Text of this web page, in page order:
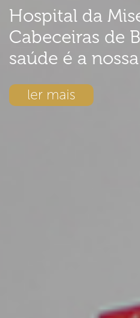
Hospital da
Cabeceiras de
saúde é a
ler mais